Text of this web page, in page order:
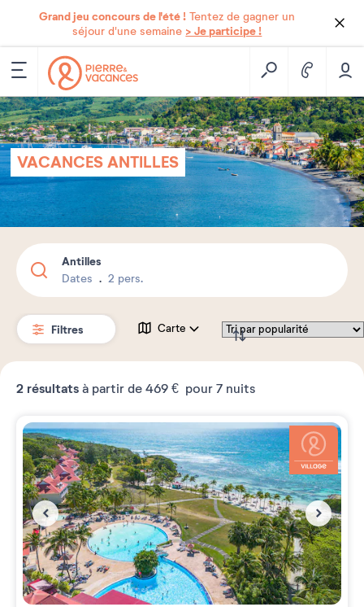
Grand jeu concours de l'été ! Tentez de gagner un
séjour d'une semaine > Je participe !
VACANCES ANTILLES
Antilles
Dates 2 pers.
Filtres Carte
2 résultats à partir de 469 € pour 7 nuits